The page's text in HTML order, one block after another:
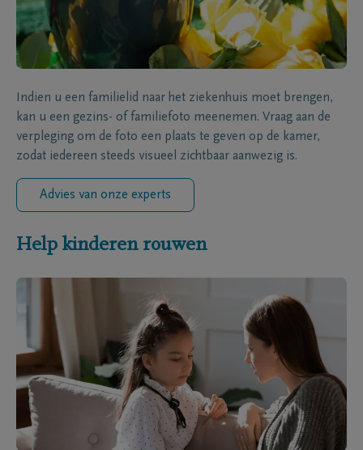
Indien u een familielid naar het ziekenhuis moet brengen,
kan u een gezins- of familiefoto meenemen. Vraag aan de
verpleging om de foto een plaats te geven op de kamer,
zodat iedereen steeds visueel zichtbaar aanwezig is.
Advies van onze experts
Help kinderen rouwen